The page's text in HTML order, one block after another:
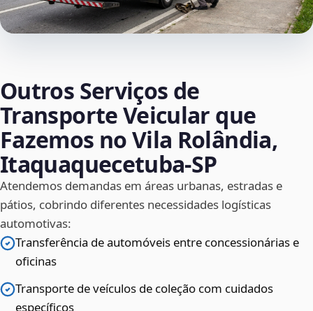
Outros Serviços de
Transporte Veicular que
Fazemos no Vila Rolândia,
Itaquaquecetuba‑SP
Atendemos demandas em áreas urbanas, estradas e
pátios, cobrindo diferentes necessidades logísticas
automotivas:
Transferência de automóveis entre concessionárias e
oficinas
Transporte de veículos de coleção com cuidados
específicos